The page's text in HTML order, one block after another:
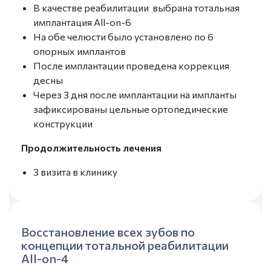
В качестве реабилитации выбрана тотальная
имплантация All-on-6
На обе челюсти было установлено по 6
опорных имплантов
После имплантации проведена коррекция
десны
Через 3 дня после имплантации на импланты
зафиксированы цельные ортопедические
конструкции
Продолжительность лечения
3 визита в клинику
Восстановление всех зубов по
концепции тотальной реабилитации
All-on-4